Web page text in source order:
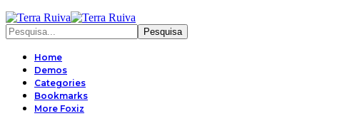
Home
Demos
Categories
Bookmarks
More Foxiz